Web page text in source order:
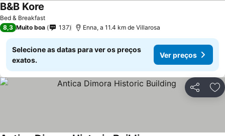
Bed & Breakfast
B&B Kore
8,3 Muito boa 137 Enna, a 11.4 km de Villarosa
Selecione as datas para ver os preços
exatos.
Ver preços
Partilhar